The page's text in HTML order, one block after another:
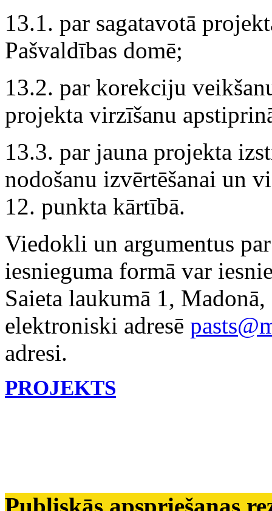
13.1. par sagatavotā
Pašvaldības domē;
13.2. par korekciju
projekta virzīšanu
13.3. par jauna projekta
nodošanu izvērtēšanai un
12. punkta kārtībā.
Viedokli un argumentus
iesnieguma formā var
Saieta laukumā 1,
elektroniski adresē
adresi.
PROJEKTS